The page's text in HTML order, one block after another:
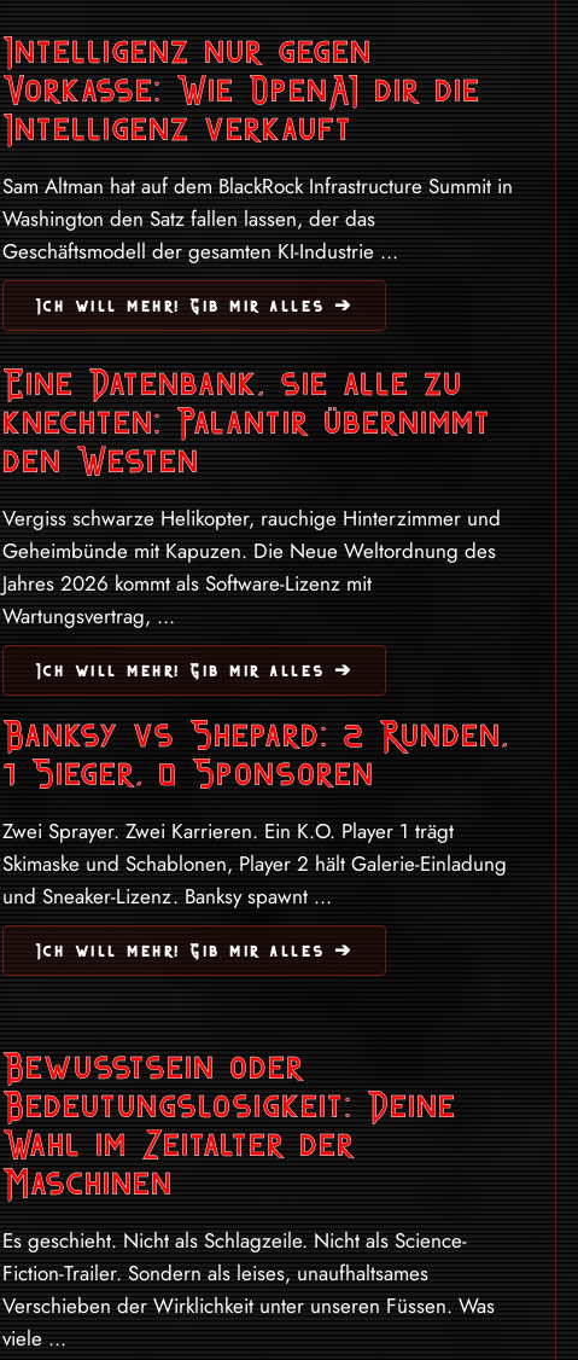
Intelligenz nur gegen
Vorkasse: Wie OpenAI dir die
Intelligenz verkauft
Sam Altman hat auf dem BlackRock Infrastructure Summit in
Washington den Satz fallen lassen, der das
Geschäftsmodell der gesamten KI-Industrie ...
Ich will mehr! Gib mir alles ➔
Eine Datenbank, sie alle zu
knechten: Palantir übernimmt
den Westen
Vergiss schwarze Helikopter, rauchige Hinterzimmer und
Geheimbünde mit Kapuzen. Die Neue Weltordnung des
Jahres 2026 kommt als Software-Lizenz mit
Wartungsvertrag, ...
Ich will mehr! Gib mir alles ➔
Banksy vs Shepard: 2 Runden,
1 Sieger, 0 Sponsoren
Zwei Sprayer. Zwei Karrieren. Ein K.O. Player 1 trägt
Skimaske und Schablonen, Player 2 hält Galerie-Einladung
und Sneaker-Lizenz. Banksy spawnt ...
Ich will mehr! Gib mir alles ➔
Bewusstsein oder
Bedeutungslosigkeit: Deine
Wahl im Zeitalter der
Maschinen
Es geschieht. Nicht als Schlagzeile. Nicht als Science-
Fiction-Trailer. Sondern als leises, unaufhaltsames
Verschieben der Wirklichkeit unter unseren Füssen. Was
viele ...